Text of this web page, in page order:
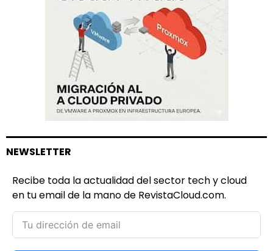
NEWSLETTER
Recibe toda la actualidad del sector tech y cloud
en tu email de la mano de RevistaCloud.com.